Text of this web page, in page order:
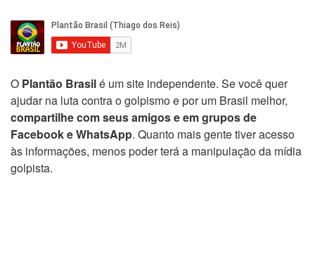
O Plantão Brasilé um site independente. Se você quer
ajudar na luta contra o golpismo e por um Brasil melhor,
compartilhe com seus amigos e em grupos de
Facebook e WhatsApp. Quanto mais gente tiver acesso
às informações, menos poder terá a manipulação da mídia
golpista.